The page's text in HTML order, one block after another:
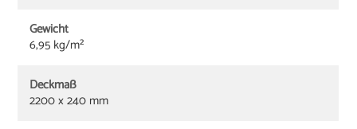
Gewicht
6,95 kg/m²
Deckmaß
2200 x 240 mm